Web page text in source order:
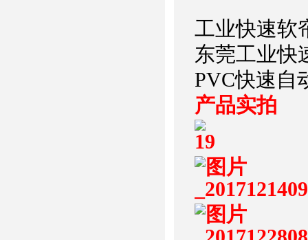
工业快速软
东莞工业快
PVC快速自
产品实拍